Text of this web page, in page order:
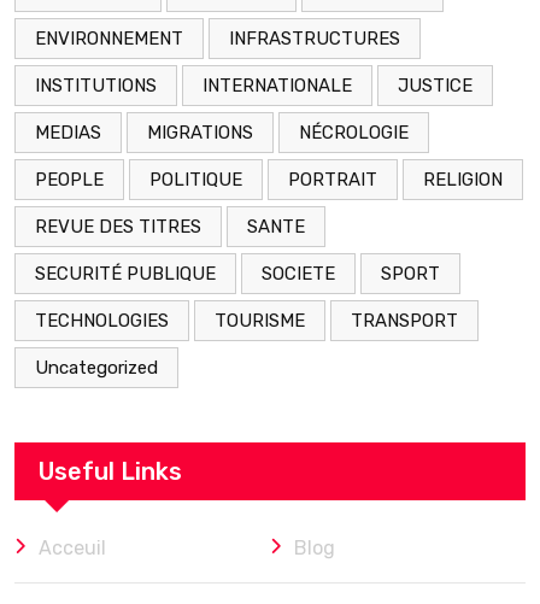
ENVIRONNEMENT INFRASTRUCTURES
INSTITUTIONS INTERNATIONALE JUSTICE
MEDIAS MIGRATIONS NÉCROLOGIE
PEOPLE POLITIQUE PORTRAIT RELIGION
REVUE DES TITRES SANTE
SECURITÉ PUBLIQUE SOCIETE SPORT
TECHNOLOGIES TOURISME TRANSPORT
Uncategorized
Useful Links
Acceuil Blog